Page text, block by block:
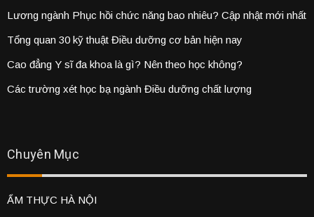
Lương ngành Phục hồi chức năng bao nhiêu? Cập nhật mới nhất
Tổng quan 30 kỹ thuật Điều dưỡng cơ bản hiện nay
Cao đẳng Y sĩ đa khoa là gì? Nên theo học không?
Các trường xét học bạ ngành Điều dưỡng chất lượng
Chuyên Mục
ẨM THỰC HÀ NỘI